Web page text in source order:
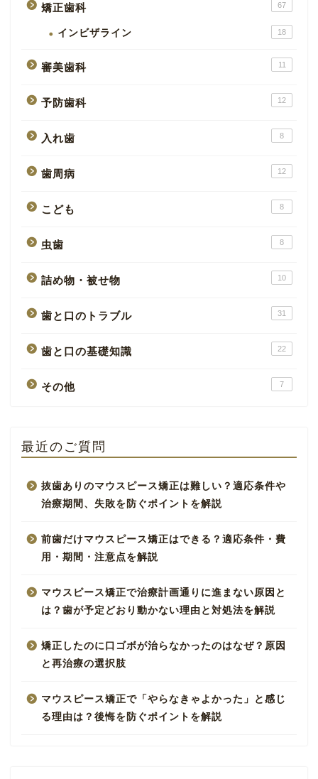
矯正歯科 67
インビザライン 18
審美歯科 11
予防歯科 12
入れ歯 8
歯周病 12
こども 8
虫歯 8
詰め物・被せ物 10
歯と口のトラブル 31
歯と口の基礎知識 22
その他 7
最近のご質問
抜歯ありのマウスピース矯正は難しい？適応条件や
治療期間、失敗を防ぐポイントを解説
前歯だけマウスピース矯正はできる？適応条件・費
用・期間・注意点を解説
マウスピース矯正で治療計画通りに進まない原因と
は？歯が予定どおり動かない理由と対処法を解説
矯正したのに口ゴボが治らなかったのはなぜ？原因
と再治療の選択肢
マウスピース矯正で「やらなきゃよかった」と感じ
る理由は？後悔を防ぐポイントを解説